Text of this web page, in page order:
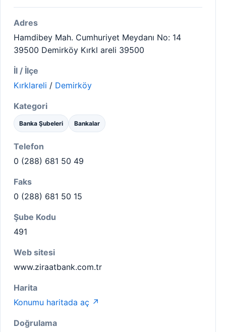
Adres
Hamdibey Mah. Cumhuriyet Meydanı No: 14
39500 Demirköy Kırkl areli 39500
İl / İlçe
Kırklareli / Demirköy
Kategori
Banka Şubeleri Bankalar
Telefon
0 (288) 681 50 49
Faks
0 (288) 681 50 15
Şube Kodu
491
Web sitesi
www.ziraatbank.com.tr
Harita
Konumu haritada aç ↗
Doğrulama